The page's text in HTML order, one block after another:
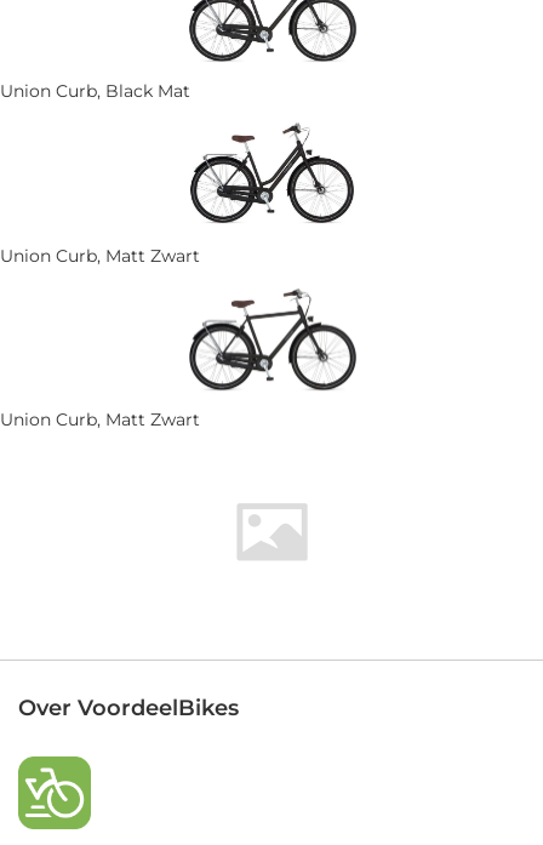
Union Curb, Black Mat
Union Curb, Matt Zwart
Union Curb, Matt Zwart
Over VoordeelBikes